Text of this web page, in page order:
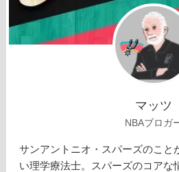
マッツ
NBAブロガ
サンアントニオ・スパーズのこと
い理学療法士。スパーズのコアな